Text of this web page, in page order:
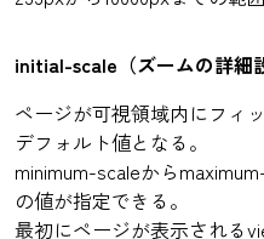
initial-scale（ズームの詳細
ページが可視領域内にフィ
デフォルト値となる。
minimum-scaleから
の値が指定できる。
最初にページが表示される